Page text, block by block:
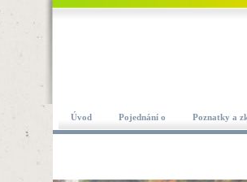
Úvod Pojednání o Poznatky a